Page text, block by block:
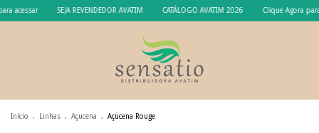
acessar SEJA REVENDEDOR AVATIM CATÁLOGO AVATIM 2026 Clique Agora
Início . Linhas . Açucena . Açucena Rouge